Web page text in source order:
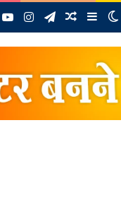
YouTubeInstagram
Telegram